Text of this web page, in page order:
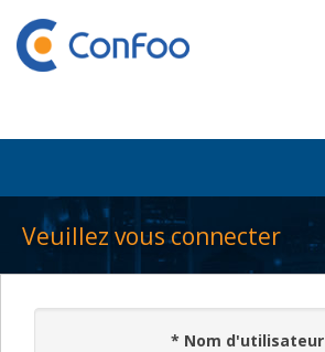
Veuillez vous connecter
* Nom d'utilisateur